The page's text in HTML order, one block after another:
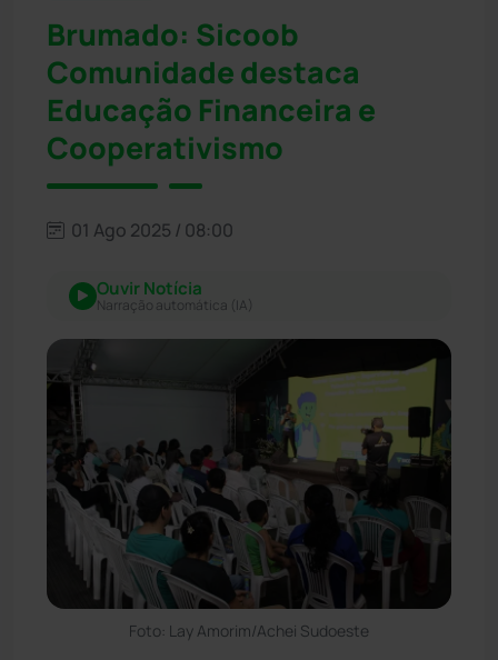
Brumado: Sicoob
Comunidade destaca
Educação Financeira e
Cooperativismo
01 Ago 2025 / 08:00
Ouvir Notícia
Narração automática (IA)
Foto: Lay Amorim/Achei Sudoeste